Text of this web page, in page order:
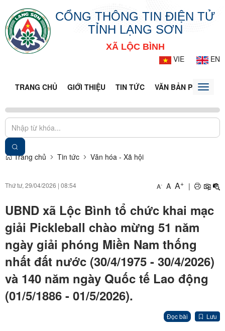
CỔNG THÔNG TIN ĐIỆN TỬ
TỈNH LẠNG SƠN
XÃ LỘC BÌNH
VIE
EN
TRANG CHỦ GIỚI THIỆU TIN TỨC VĂN BẢN PHÁPToggle
Trang chủ Tin tức Văn hóa - Xã hội
Thứ tư, 29/04/2026 | 08:54 A- A A+ |
UBND xã Lộc Bình tổ chức khai mạc
giải Pickleball chào mừng 51 năm
ngày giải phóng Miền Nam thống
nhất đất nước (30/4/1975 - 30/4/2026)
và 140 năm ngày Quốc tế Lao động
(01/5/1886 - 01/5/2026).
Đọc bài Lưu